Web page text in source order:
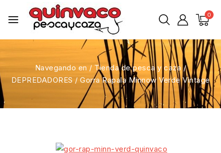
0
Navegando en / Tienda de pesca y caza /
DEPREDADORES / Gorra Rapala Minnow Verde Vintage